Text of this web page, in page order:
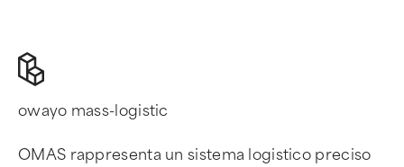
owayo mass-logistic
OMAS rappresenta un sistema logistico preciso